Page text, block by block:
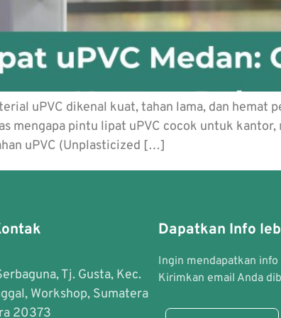
uPVC dikenal kuat, tahan lama, dan hemat
mengapa pintu lipat uPVC cocok untuk kantor,
uPVC (Unplasticized […]
Tj. Gusta, Kec.
Workshop, Sumatera
20373
Dapatkan Info
Ingin mendapatkan
Kirimkan email Anda